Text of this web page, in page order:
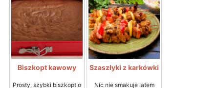
Biszkopt kawowy
Prosty, szybki biszkopt o
Szaszłyki z karkówki
Nic nie smakuje latem